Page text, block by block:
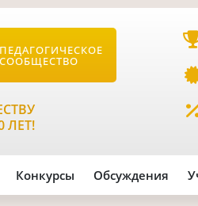
ПЕДАГОГИЧЕСКОЕ
СООБЩЕСТВО
ЛЕТ!
Конкурсы Обсуждения